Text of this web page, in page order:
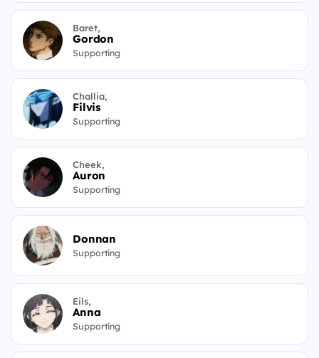
Baret,
Gordon
Supporting
Challia,
Filvis
Supporting
Cheek,
Auron
Supporting
Donnan
Supporting
Eils,
Anna
Supporting